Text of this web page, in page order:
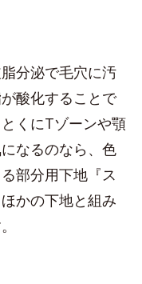
分泌で毛穴に汚
酸化することで
くにTゾーンや顎
なるのなら、色
部分用下地『ス
かの下地と組み